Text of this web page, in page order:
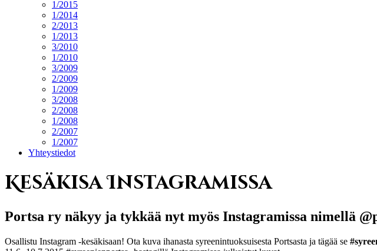
1/2015
1/2014
2/2013
1/2013
3/2010
1/2010
3/2009
2/2009
1/2009
3/2008
2/2008
1/2008
2/2007
1/2007
Yhteystiedot
Kesäkisa Instagramissa
Portsa ry näkyy ja tykkää nyt myös Instagramissa nimellä
Osallistu Instagram -kesäkisaan! Ota kuva ihanasta syreenintuoksuisesta Portsasta ja tägää se